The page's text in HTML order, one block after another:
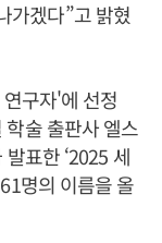
가겠다”고 밝혔
구자'에 선정
술 출판사 엘스
표한 ‘2025 세
명의 이름을 올